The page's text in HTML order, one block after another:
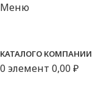
Меню
КАТАЛОГО КОМПАНИИ
0 элемент 0,00 ₽